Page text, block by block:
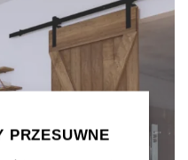
PRZESUWNE